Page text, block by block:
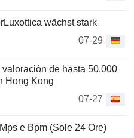
wächst stark
07-29
de hasta 50.000
Hong Kong
07-27
e Bpm (Sole 24 Ore)